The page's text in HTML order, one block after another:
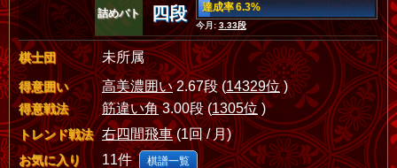
詰めバト 四段 達成率 6.3%
今月:3.33段
棋士団 未所属
得意囲い 高美濃囲い2.67段 (14329位)
得意戦法 筋違い角3.00段 (1305位 )
トレンド戦法 右四間飛車(1回 / 月)
お気に入り 11件 棋譜一覧